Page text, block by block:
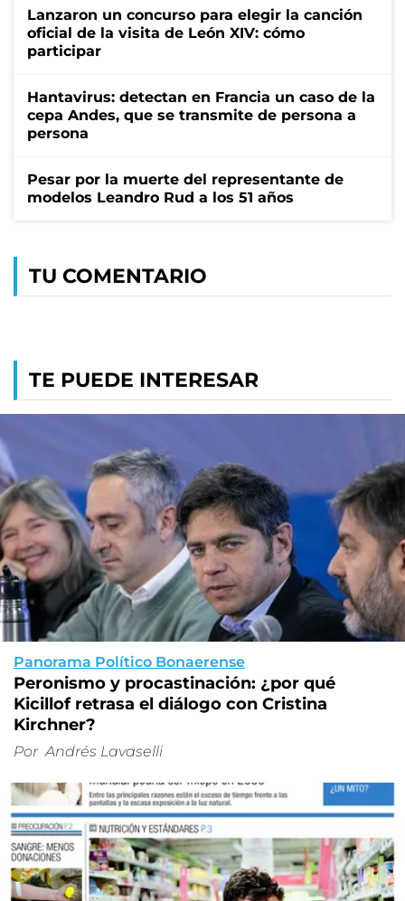
Lanzaron un concurso para elegir la canción
oficial de la visita de León XIV: cómo
participar
Hantavirus: detectan en Francia un caso de la
cepa Andes, que se transmite de persona a
persona
Pesar por la muerte del representante de
modelos Leandro Rud a los 51 años
TU COMENTARIO
TE PUEDE INTERESAR
Panorama Político Bonaerense
Peronismo y procastinación: ¿por qué
Kicillof retrasa el diálogo con Cristina
Kirchner?
Por Andrés Lavaselli